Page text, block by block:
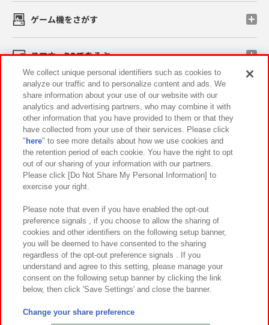
ゲーム機をさがす
スマホ・PCであそぶ
イベント・キャンペーン
関連会社 サステナビリティ サイトポリシー
プライバシーポリシー ウェブアクセシビリティ方針と検証結果
お取引先さまとともに
カスタマーハラスメント対応方針 よくあるご質問・お問い合わせ
©Bandai Namco Amusement Inc.
©Bandai Namco Amusement Lab Inc.
We collect unique personal identifiers such as cookies to
analyze our traffic and to personalize content and ads. We
share information about your use of our website with our
analytics and advertising partners, who may combine it with
other information that you have provided to them or that they
have collected from your use of their services. Please click
" here" to see more details about how we use cookies and
the retention period of each cookie. You have the right to opt
out of our sharing of your information with our partners.
Please click [Do Not Share My Personal Information] to
exercise your right.
Please note that even if you have enabled the opt-out
preference signals , if you choose to allow the sharing of
cookies and other identifiers on the following setup banner,
you will be deemed to have consented to the sharing
regardless of the opt-out preference signals . If you
understand and agree to this setting, please manage your
consent on the following setup banner by clicking the link
below, then click 'Save Settings' and close the banner.
Change your share preference